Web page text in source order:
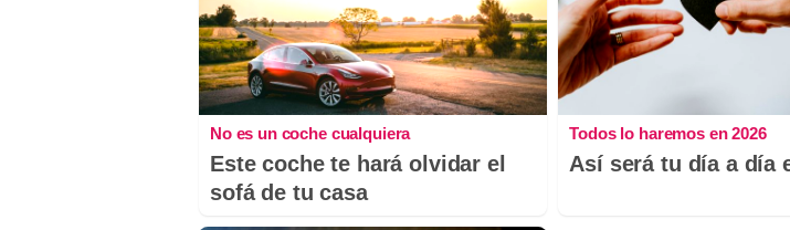
No es un coche cualquiera
Este coche te hará olvidar el
sofá de tu casa
Todos lo haremos en 2026
Así será tu día a día